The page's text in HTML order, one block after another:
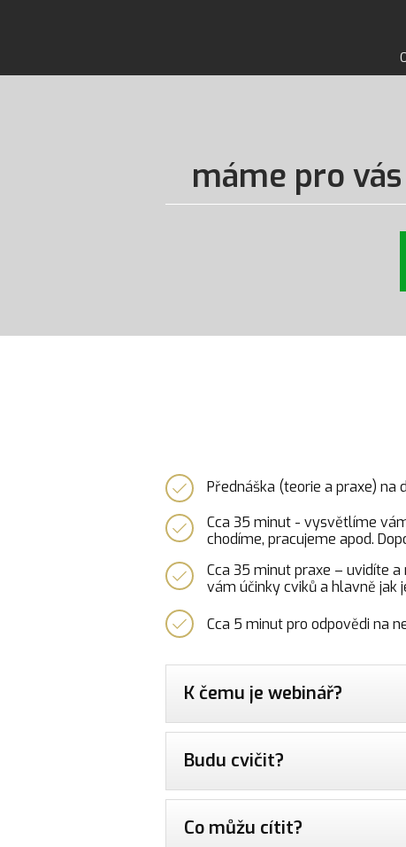
máme pro
Přednáška (teorie a praxe) na
Cca 35 minut - vysvětlíme
chodíme, pracujeme apod.
Cca 35 minut praxe – uvidíte
vám účinky cviků a hlavně jak
Cca 5 minut pro odpovědi na
K čemu je webinář?
Budu cvičit?
Co můžu cítit?